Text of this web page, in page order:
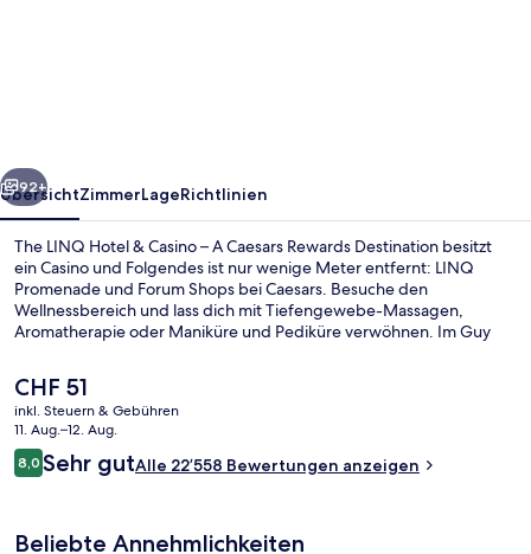
A
Caesars
Rewards
Destination
Weiter
92+
ÜbersichtZimmerLageRichtlinien
The LINQ Hotel & Casino – A Caesars Rewards Destination besitzt
ein Casino und Folgendes ist nur wenige Meter entfernt: LINQ
Promenade und Forum Shops bei Caesars. Besuche den
Wellnessbereich und lass dich mit Tiefengewebe-Massagen,
Aromatherapie oder Maniküre und Pediküre verwöhnen. Im Guy
Mittagessen und Abendessen amerikanische Küche serviert.
Weitere Highlights sind 4 Bars/Lounges, ein Fitnessbereich (rund
um die Uhr geöffnet) und ein Dampfbad. Die zentrale Lage und die
Möglichkeiten zum Sightseeing erhalten tolle Bewertungen von
anderen Reisenden. Die öffentlichen Verkehrsmittel sind nur einen
kurzen Fußmarsch entfernt: Zur Station Harrah’s & The LINQ sind es
Der
aktuelle
Preis
beträgt
CHF 51.
CHF 51
inkl. Steuern & Gebühren
11. Aug.–12. Aug.
Bewertungen
8,08,0 von 10.
Sehr gutAlle 22’558 Bewertungen anzeigen
Beliebte Annehmlichkeiten